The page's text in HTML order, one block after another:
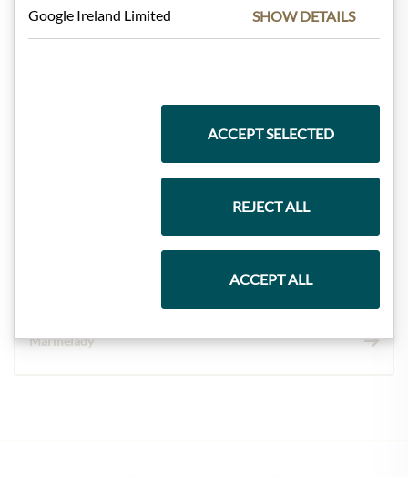
Marmelády
Google Ireland Limited SHOW DETAILS
ACCEPT SELECTED
REJECT ALL
ACCEPT ALL